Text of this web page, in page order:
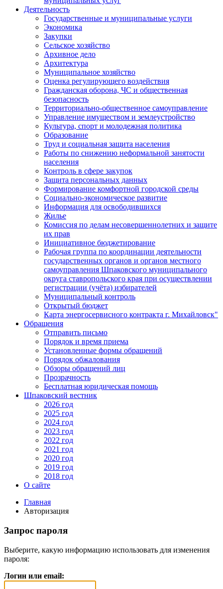
Деятельность
Государственные и муниципальные услуги
Экономика
Закупки
Сельское хозяйство
Архивное дело
Архитектура
Муниципальное хозяйство
Оценка регулирующего воздействия
Гражданская оборона, ЧС и общественная
безопасность
Территориально-общественное самоуправление
Управление имуществом и землеустройство
Культура, спорт и молодежная политика
Образование
Труд и социальная защита населения
Работы по снижению неформальной занятости
населения
Контроль в сфере закупок
Защита персональных данных
Формирование комфортной городской среды
Социально-экономическое развитие
Информация для освободившихся
Жилье
Комиссия по делам несовершеннолетних и защите
их прав
Инициативное бюджетирование
Рабочая группа по координации деятельности
государственных органов и органов местного
самоуправления Шпаковского муниципального
округа ставропольского края при осуществлении
регистрации (учёта) избирателей
Муниципальный контроль
Открытый бюджет
Карта энергосервисного контракта г. Михайловск"
Обращения
Отправить письмо
Порядок и время приема
Установленные формы обращений
Порядок обжалования
Обзоры обращений лиц
Прозрачность
Бесплатная юридическая помощь
Шпаковский вестник
2026 год
2025 год
2024 год
2023 год
2022 год
2021 год
2020 год
2019 год
2018 год
О сайте
Главная
Авторизация
Запрос пароля
Выберите, какую информацию использовать для изменения
пароля:
Логин или email: